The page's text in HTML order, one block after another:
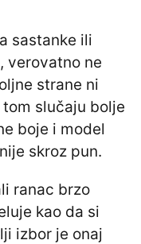
sastanke ili
verovatno ne
strane ni
slučaju bolje
boje i model
skroz pun.
ranac brzo
kao da si
izbor je onaj